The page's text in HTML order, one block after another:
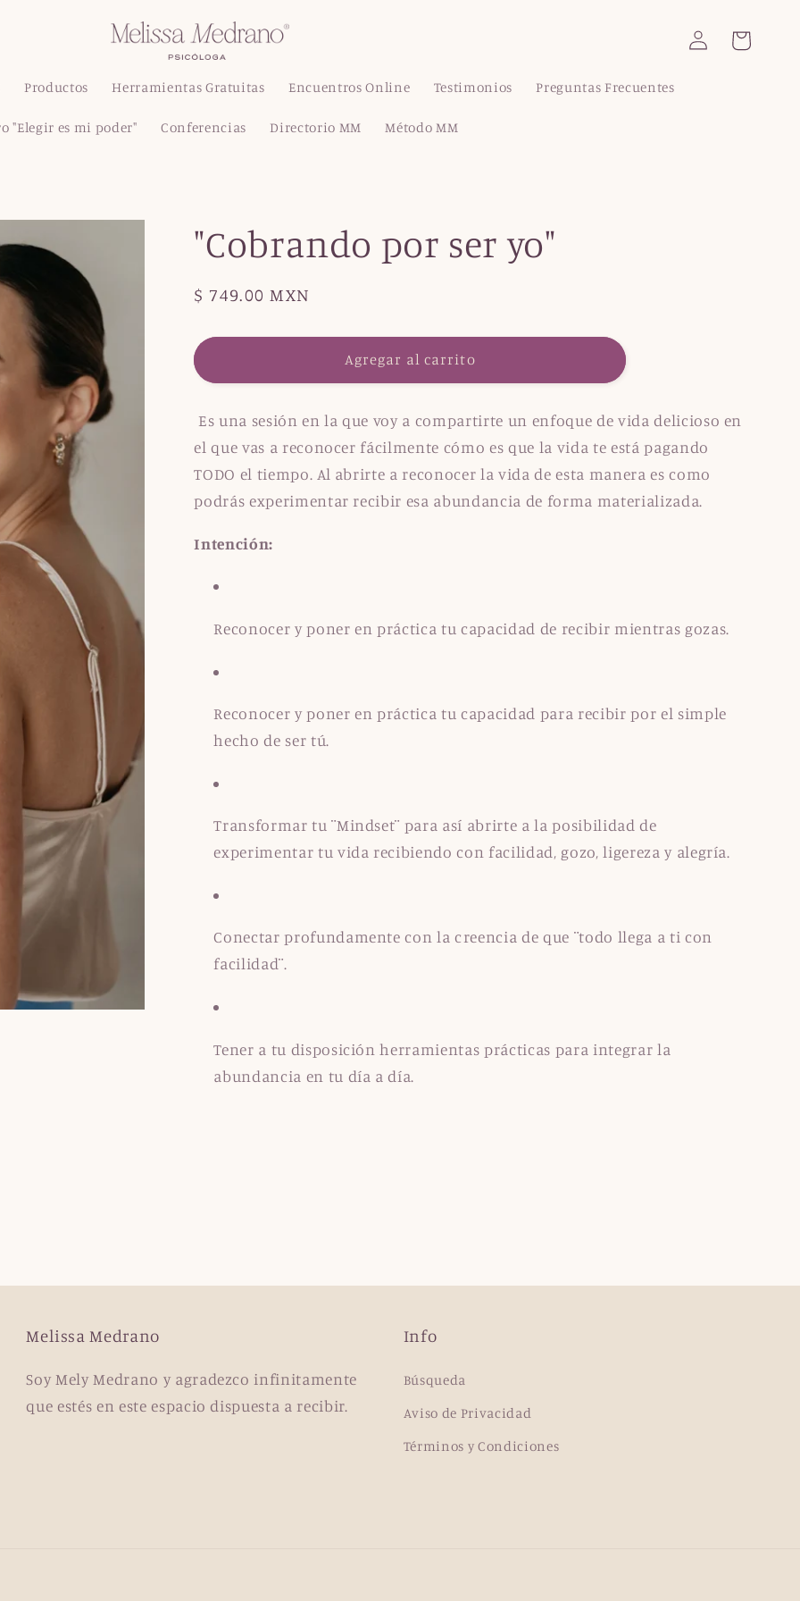
Productos Herramientas Gratuitas Encuentros Online Testimonios Preguntas Frecuentes
"Elegir es mi poder" Conferencias Directorio MM Método MM
Iniciar
sesión
Carrito
"Cobrando por ser yo"
Precio
$ 749.00 MXN
Agregar al carrito
Es una sesión en la que voy a compartirte un enfoque de vida delicioso en
el que vas a reconocer fácilmente cómo es que la vida te está pagando
TODO el tiempo. Al abrirte a reconocer la vida de esta manera es como
podrás experimentar recibir esa abundancia de forma materializada.
Intención:
Reconocer y poner en práctica tu capacidad de recibir mientras gozas.
Reconocer y poner en práctica tu capacidad para recibir por el simple
hecho de ser tú.
Transformar tu ¨Mindset¨ para así abrirte a la posibilidad de
experimentar tu vida recibiendo con facilidad, gozo, ligereza y alegría.
Conectar profundamente con la creencia de que ¨todo llega a ti con
facilidad¨.
Tener a tu disposición herramientas prácticas para integrar la
abundancia en tu día a día.
Melissa Medrano
Soy Mely Medrano y agradezco infinitamente
que estés en este espacio dispuesta a recibir.
Info
Búsqueda
Aviso de Privacidad
Términos y Condiciones